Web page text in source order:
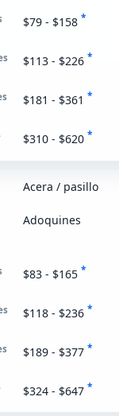
$79 - $158 *
$113 - $226 *
$181 - $361 *
$310 - $620 *
Acera / pasillo
Adoquines
$83 - $165 *
$118 - $236 *
$189 - $377 *
$324 - $647 *